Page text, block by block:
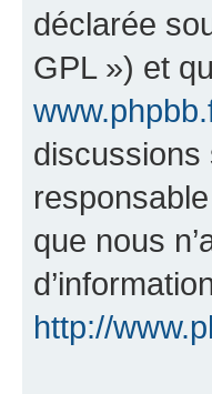
déclarée
GPL ») et
discussions
que nous
http://